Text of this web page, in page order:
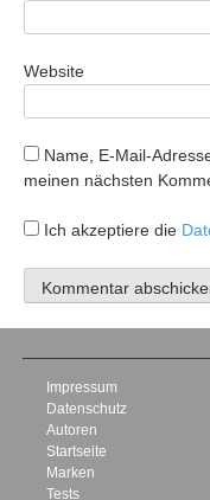
Website
Name, E-Mail-
meinen nächsten
Ich akzeptiere die
Impressum
Datenschutz
Autoren
Startseite
Marken
Tests